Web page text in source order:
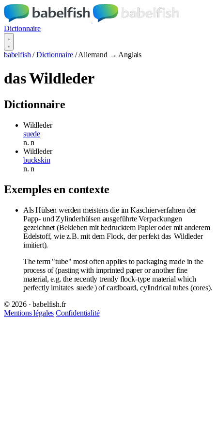
Dictionnaire
babelfish / Dictionnaire / Allemand → Anglais
das Wildleder
Dictionnaire
Wildleder
suede
n.n
Wildleder
buckskin
n.n
Exemples en contexte
Als Hülsen werden meistens die im Kaschierverfahren der
Papp- und Zylinderhülsen ausgeführte Verpackungen
gezeichnet (Bekleben mit bedrucktem Papier oder mit anderem
Edelstoff, wie z.B. mit dem Flock, der perfekt das Wildleder
imitiert).
The term "tube" most often applies to packaging made in the
process of (pasting with imprinted paper or another fine
material, e.g. the recently trendy flock-type material which
perfectly imitates suede) of cardboard, cylindrical tubes (cores).
© 2026 · babelfish.fr
Mentions légales Confidentialité